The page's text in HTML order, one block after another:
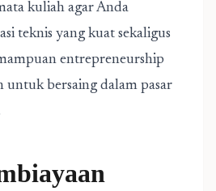
kuliah agar Anda
teknis yang kuat sekaligus
entrepreneurship
untuk bersaing dalam pasar